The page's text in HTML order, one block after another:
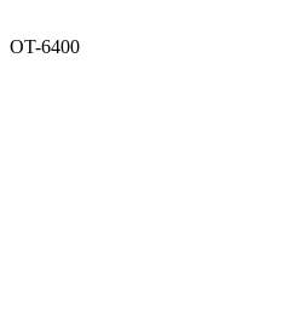
OT-6400